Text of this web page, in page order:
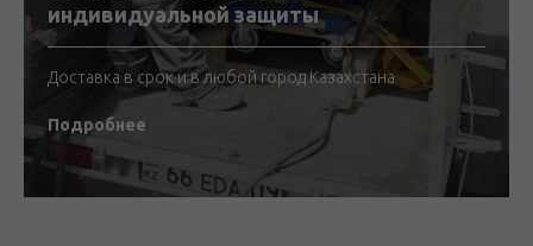
индивидуальной защиты
Доставка в срок и в любой город Казахстана
Подробнее